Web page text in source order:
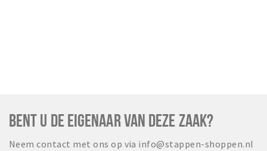
BENT U DE EIGENAAR VAN DEZE ZAAK?
Neem contact met ons op via info@stappen-shoppen.nl